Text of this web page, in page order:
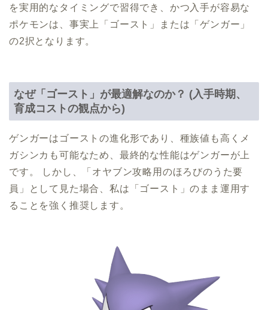
を実用的なタイミングで習得でき、かつ入手が容易な
ポケモンは、事実上「ゴースト」または「ゲンガー」
の2択となります。
なぜ「ゴースト」が最適解なのか？ (入手時期、
育成コストの観点から)
ゲンガーはゴーストの進化形であり、種族値も高くメ
ガシンカも可能なため、最終的な性能はゲンガーが上
です。 しかし、「オヤブン攻略用のほろびのうた要
員」として見た場合、私は「ゴースト」のまま運用す
ることを強く推奨します。